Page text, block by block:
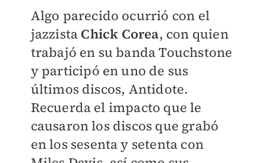
Algo parecido ocurrió con el
jazzista Chick Corea, con quien
trabajó en su banda Touchstone
y participó en uno de sus
últimos discos, Antidote.
Recuerda el impacto que le
causaron los discos que grabó
en los sesenta y setenta con